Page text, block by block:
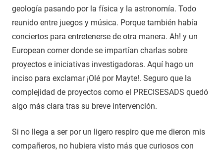
geología pasando por la física y la astronomía. Todo
reunido entre juegos y música. Porque también había
conciertos para entretenerse de otra manera. Ah! y un
European corner donde se impartían charlas sobre
proyectos e iniciativas investigadoras. Aquí hago un
inciso para exclamar ¡Olé por Mayte!. Seguro que la
complejidad de proyectos como el PRECISESADS quedó
algo más clara tras su breve intervención.
Si no llega a ser por un ligero respiro que me dieron mis
compañeros, no hubiera visto más que curiosos con